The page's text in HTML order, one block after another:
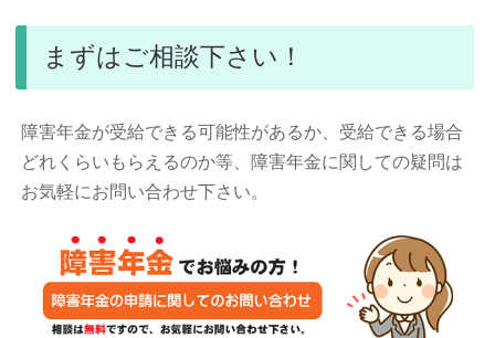
まずはご相談下さい！
障害年金が受給できる可能性があるか、受給できる場合
どれくらいもらえるのか等、障害年金に関しての疑問は
お気軽にお問い合わせ下さい。